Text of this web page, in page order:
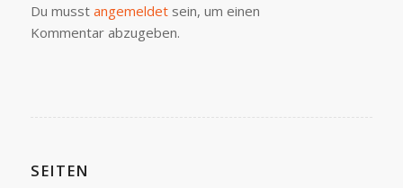
Du musst angemeldetsein, um einen
Kommentar abzugeben.
SEITEN